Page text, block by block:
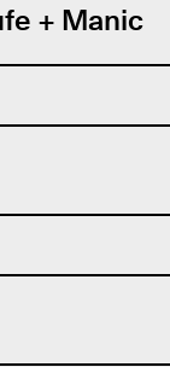
+ Manic